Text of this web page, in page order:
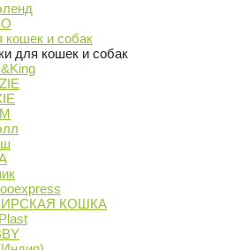
кошек и собак
для кошек и собак
КОШКА